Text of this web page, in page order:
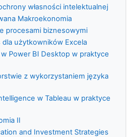
własności intelektualnej
Makroekonomia
procesami biznesowymi
dla użytkowników Excela
Power BI Desktop w praktyce
z wykorzystaniem języka
w Tableau w praktyce
II
and Investment Strategies